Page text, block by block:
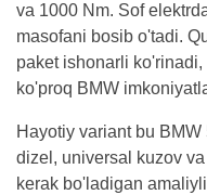
va 1000 Nm. Sof
masofani bosib o'tadi.
paket ishonarli
ko'proq BMW
Hayotiy variant bu
dizel, universal kuzov
kerak bo'ladigan